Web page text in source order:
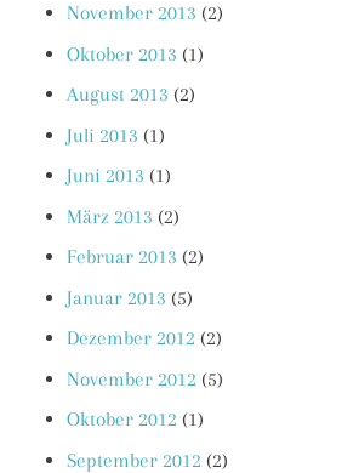
November 2013 (2)
Oktober 2013 (1)
August 2013 (2)
Juli 2013 (1)
Juni 2013 (1)
März 2013 (2)
Februar 2013 (2)
Januar 2013 (5)
Dezember 2012 (2)
November 2012 (5)
Oktober 2012 (1)
September 2012 (2)